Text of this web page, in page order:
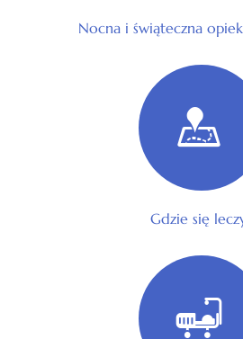
Nocna i świąteczna
Gdzie się